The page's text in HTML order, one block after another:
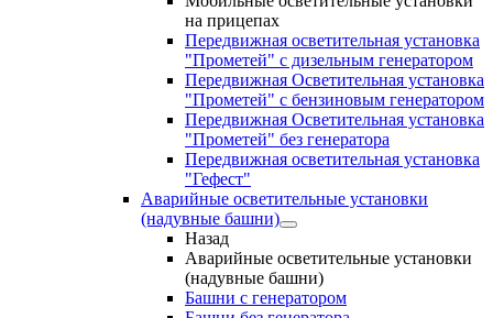
на прицепах
Передвижная осветительная установка
"Прометей" с дизельным генератором
Передвижная Осветительная установка
"Прометей" с бензиновым генератором
Передвижная Осветительная установка
"Прометей" без генератора
Передвижная осветительная установка
"Гефест"
Аварийные осветительные установки
(надувные башни)
Назад
Аварийные осветительные установки
(надувные башни)
Башни с генератором